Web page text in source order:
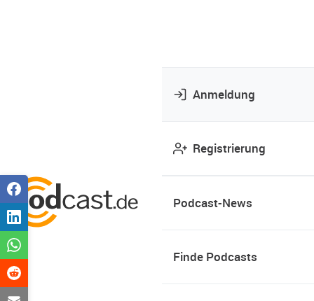
Anmeldung
Registrierung
Podcast-News
Finde Podcasts